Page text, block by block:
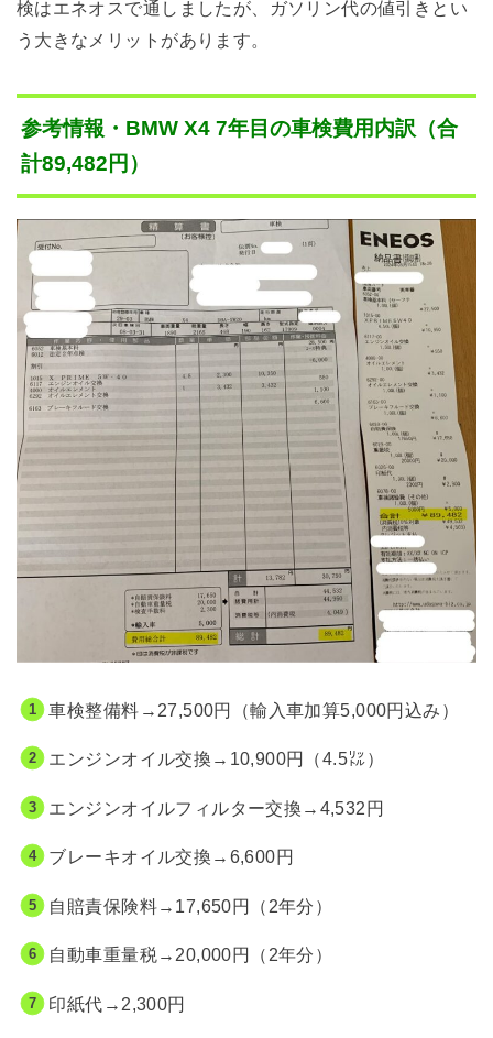
検はエネオスで通しましたが、ガソリン代の値引きとい
う大きなメリットがあります。
参考情報・BMW X4 7年目の車検費用内訳（合
計89,482円）
車検整備料→27,500円（輸入車加算5,000円込み）
エンジンオイル交換→10,900円（4.5㍑）
エンジンオイルフィルター交換→4,532円
ブレーキオイル交換→6,600円
自賠責保険料→17,650円（2年分）
自動車重量税→20,000円（2年分）
印紙代→2,300円